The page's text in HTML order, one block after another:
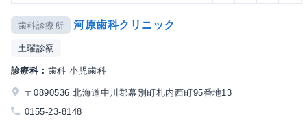
歯科診療所 河原歯科クリニック
土曜診察
診療科： 歯科 小児歯科
〒0890536 北海道中川郡幕別町札内西町95番地13
0155-23-8148